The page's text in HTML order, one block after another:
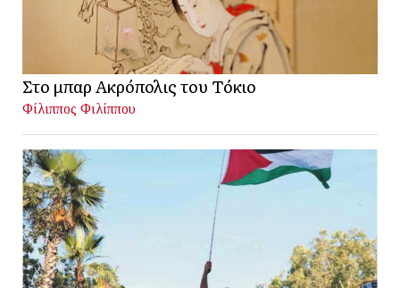
Στο μπαρ Ακρόπολις του Τόκιο
Φίλιππος Φιλίππου